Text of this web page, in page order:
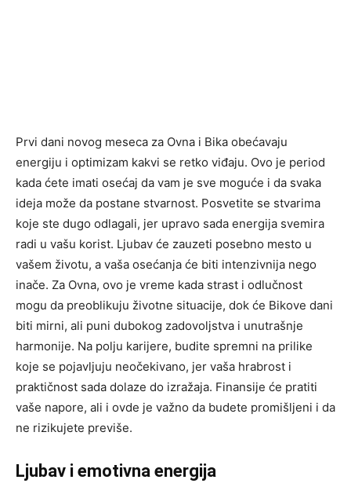
Prvi dani novog meseca za Ovna i Bika obećavaju
energiju i optimizam kakvi se retko viđaju. Ovo je period
kada ćete imati osećaj da vam je sve moguće i da svaka
ideja može da postane stvarnost. Posvetite se stvarima
koje ste dugo odlagali, jer upravo sada energija svemira
radi u vašu korist. Ljubav će zauzeti posebno mesto u
vašem životu, a vaša osećanja će biti intenzivnija nego
inače. Za Ovna, ovo je vreme kada strast i odlučnost
mogu da preoblikuju životne situacije, dok će Bikove dani
biti mirni, ali puni dubokog zadovoljstva i unutrašnje
harmonije. Na polju karijere, budite spremni na prilike
koje se pojavljuju neočekivano, jer vaša hrabrost i
praktičnost sada dolaze do izražaja. Finansije će pratiti
vaše napore, ali i ovde je važno da budete promišljeni i da
ne rizikujete previše.
Ljubav i emotivna energija